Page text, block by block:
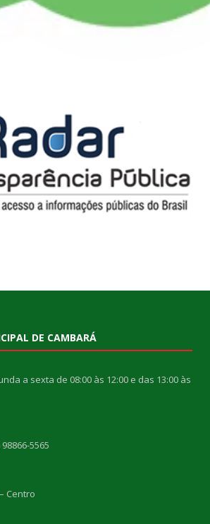
DE CAMBARÁ
a sexta de 08:00 às 12:00 e das 13:00 às
5565
Centro